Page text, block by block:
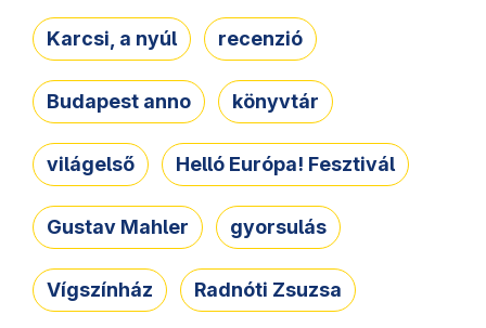
Karcsi, a nyúl recenzió
Budapest anno könyvtár
világelső Helló Európa! Fesztivál
Gustav Mahler gyorsulás
Vígszínház Radnóti Zsuzsa